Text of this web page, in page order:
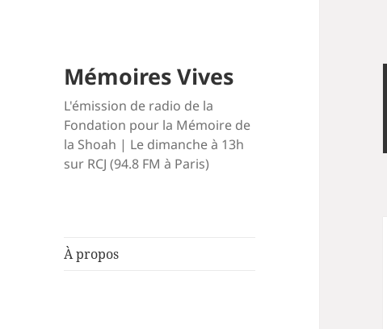
Mémoires Vives
L'émission de radio de la
Fondation pour la Mémoire de
la Shoah | Le dimanche à 13h
sur RCJ (94.8 FM à Paris)
À propos